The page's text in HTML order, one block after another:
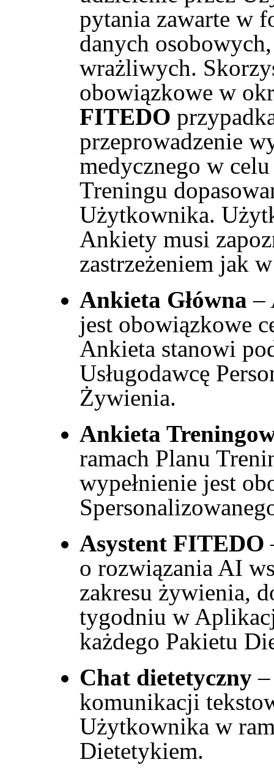
pytania zawarte w
danych
wrażliwych.
obowiązkowe w
FITEDO
przeprowadzenie
medycznego w
Treningu
Użytkownika.
Ankiety musi
zastrzeżeniem jak
Ankieta Główna –
jest obowiązkowe
Ankieta stanowi
Usługodawcę
Żywienia.
Ankieta
ramach Planu
wypełnienie jest
Asystent FITEDO
o rozwiązania AI
zakresu żywienia,
tygodniu w
każdego Pakietu
Chat dietetyczny –
komunikacji
Użytkownika w
Dietetykiem.